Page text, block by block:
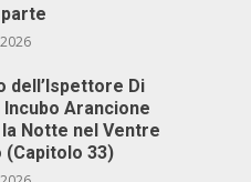
dell’Ispettore Di
Incubo Arancione
Notte nel Ventre
(Capitolo 33)